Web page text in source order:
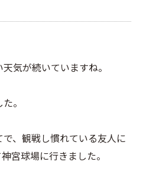
気が続いていますね。
。
、観戦し慣れている友人に
宮球場に行きました。